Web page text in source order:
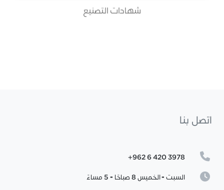
شهادات التصنيع
اتصل بنا
+962 6 420 3978
السبت - الخميس 8 صباحًا - 5 مساءً